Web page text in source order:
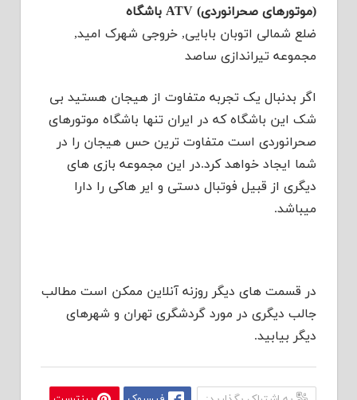
(موتورهای صحرانوردی) ATV باشگاه
ضلع شمالی اتوبان بابایی, خروجی شهرک امید,
مجموعه تیراندازی ساصد
اگر بدنبال یک تجربه متفاوت از هیجان هستید بی
شک این باشگاه که در ایران تنها باشگاه موتورهای
صحرانوردی است متفاوت ترین حس هیجان را در
شما ایجاد خواهد کرد.در این مجموعه بازی های
دیگری از قبیل فوتبال دستی و ایر هاکی را دارا
میباشد.
در قسمت های دیگر روزنه آنلاین ممکن است مطالب
جالب دیگری در مورد گردشگری تهران و شهرهای
دیگر بیابید.